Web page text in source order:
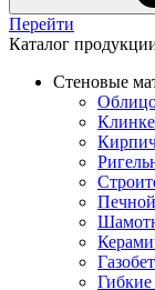
Перейти
Каталог
Стеновые
Гибкие